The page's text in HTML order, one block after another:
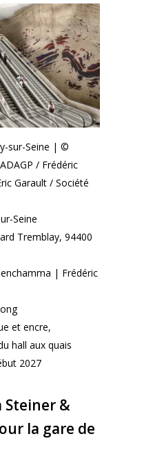
sur-Seine | ©
/ Frédéric
Garault / Société
Seine
Tremblay, 94400
| Frédéric
et encre,
hall aux quais
2027
Steiner &
la gare de